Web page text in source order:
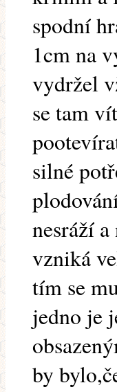
spodní
1cm na
vydržel
se tam
silné
nesráží
vzniká
tím se
jedno je
by